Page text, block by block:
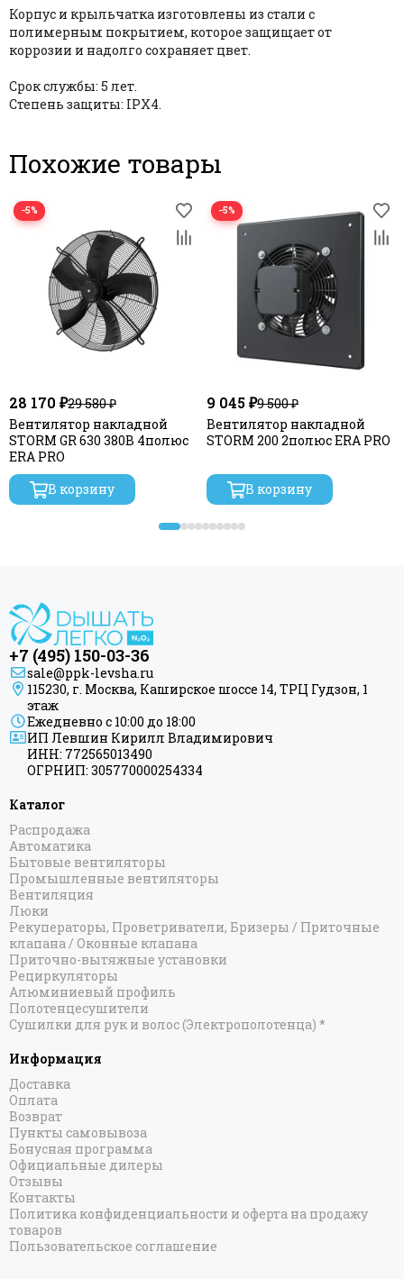
Корпус и крыльчатка изготовлены из стали с
полимерным покрытием, которое защищает от
коррозии и надолго сохраняет цвет.
Срок службы: 5 лет.
Степень защиты: IPX4.
Похожие товары
−5%
28 170 ₽29 580 ₽
Вентилятор накладной
STORM GR 630 380В 4полюс
ERA PRO
В корзину
−5%
9 045 ₽9 500 ₽
Вентилятор накладной
STORM 200 2полюс ERA PRO
В корзину
+7 (495) 150-03-36
sale@ppk-levsha.ru
115230, г. Москва, Каширское шоссе 14, ТРЦ Гудзон, 1
этаж
Ежедневно с 10:00 до 18:00
ИП Левшин Кирилл Владимирович
ИНН: 772565013490
ОГРНИП: 305770000254334
Каталог
Распродажа
Автоматика
Бытовые вентиляторы
Промышленные вентиляторы
Вентиляция
Люки
Рекуператоры, Проветриватели, Бризеры / Приточные
клапана / Оконные клапана
Приточно-вытяжные установки
Рециркуляторы
Алюминиевый профиль
Полотенцесушители
Сушилки для рук и волос (Электрополотенца) *
Информация
Доставка
Оплата
Возврат
Пункты самовывоза
Бонусная программа
Официальные дилеры
Отзывы
Контакты
Политика конфиденциальности и оферта на продажу
товаров
Пользовательское соглашение